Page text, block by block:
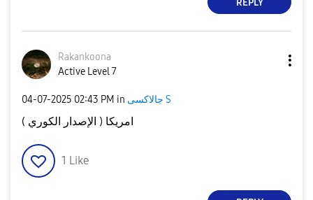
Rakankoona
Active Level 7
‎04-07-2025 02:43 PM in جالاكسى S
امريكا ( الإصدار الكوري )
1 Like